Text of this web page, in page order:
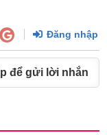
Đăng nhập
để gửi lời nhắn